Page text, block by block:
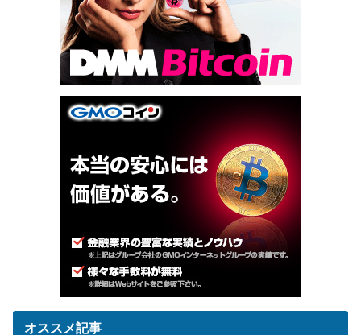
オススメ記事